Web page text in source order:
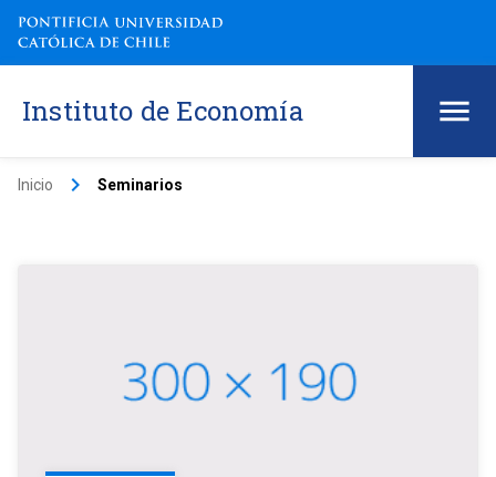
Instituto de Economía
Inicio keyboard_arrow_right Seminarios